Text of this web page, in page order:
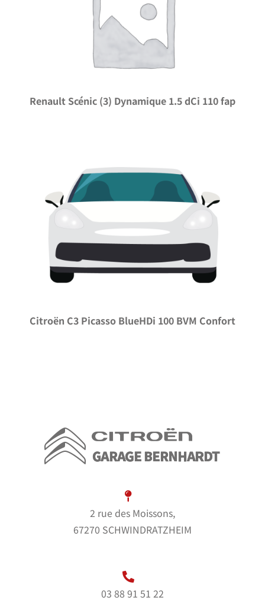
Renault Scénic (3) Dynamique 1.5 dCi 110 fap
Citroën C3 Picasso BlueHDi 100 BVM Confort
2 rue des Moissons,
67270 SCHWINDRATZHEIM
03 88 91 51 22